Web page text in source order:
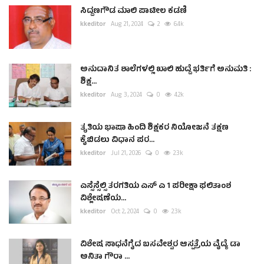
ಸಿದ್ದಣಗೌಡ ಮಾಲಿ ಪಾಟೀಲ ಕಡಣಿ
kkeditor Aug 21, 2024 2 6.4k
ಅನುದಾನಿತ ಶಾಲೆಗಳಲ್ಲಿ ಖಾಲಿ ಹುದ್ದೆ ಭರ್ತಿಗೆ ಅನುಮತಿ :
ಶಿಕ್ಷ...
kkeditor Aug 3, 2024 0 4.2k
ತೃತಿಯ ಭಾಷಾ ಹಿಂದಿ ಶಿಕ್ಷಕರ ನಿಯೋಜನೆ ತಕ್ಷಣ
ಕೈಬಿಡಲು ವಿಧಾನ ಪರ...
kkeditor Jul 21, 2026 0 2.3k
ಎಸ್ಸೆಸ್ಸೆಲ್ಸಿ ತರಗತಿಯ ಎಸ್ ಎ 1 ಪರೀಕ್ಷಾ ಫಲಿತಾಂಶ
ವಿಶ್ಲೇಷಣೆಯ...
kkeditor Oct 2, 2024 0 2.3k
ವಿಶೇಷ ಸಾಧನೆಗೈದ ಬಸವೇಶ್ವರ ಆಸ್ಪತ್ರೆಯ ವೈದ್ಯೆ ಡಾ
ಅನಿತಾ ಗೌರಾ ...